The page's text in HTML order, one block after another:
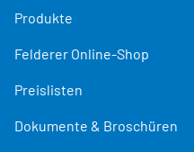
Produkte
Felderer Online-Shop
Preislisten
Dokumente & Broschüren